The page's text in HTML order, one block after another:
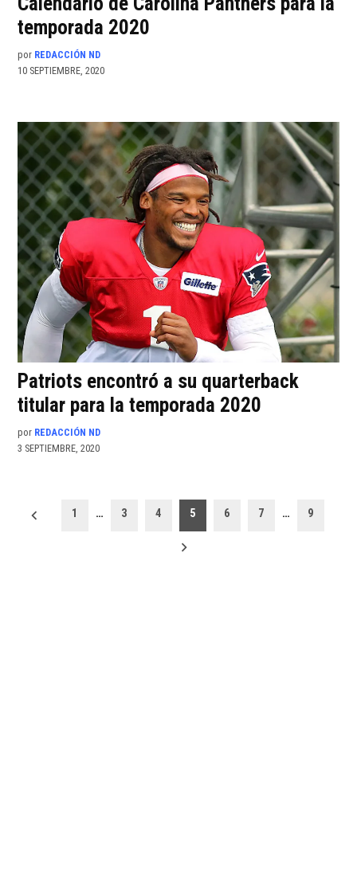
temporada 2020
por REDACCIÓN ND
10 SEPTIEMBRE, 2020
Patriots encontró a su quarterback
titular para la temporada 2020
por REDACCIÓN ND
3 SEPTIEMBRE, 2020
Paginación
1 … 3 4 5 6 7 … 9